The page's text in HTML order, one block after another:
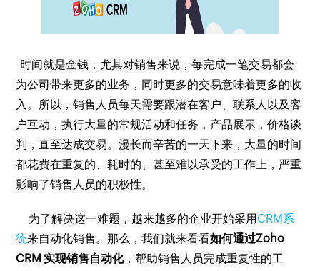
时间就是金钱，尤其对销售来说，每完成一笔交易都会
为公司带来更多的业务，同时更多的交易意味着更多的收
入。所以，销售人员每天需要跟潜在客户、联系人以及客
户互动，执行大量的常规活动和任务，产品展示，价格谈
判，直至达成交易。漫长而辛苦的一天下来，大量的时间
都花费在重复的、耗时的、甚至难以承受的工作上，严重
影响了销售人员的积极性。
为了解决这一难题，越来越多的企业开始采用CRM系
统来自动化销售。那么，我们就来看看如何通过Zoho
CRM 实现销售自动化，帮助销售人员完成重复性的工